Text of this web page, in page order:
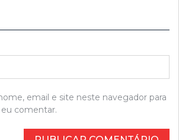
email e site neste navegador para
comentar.